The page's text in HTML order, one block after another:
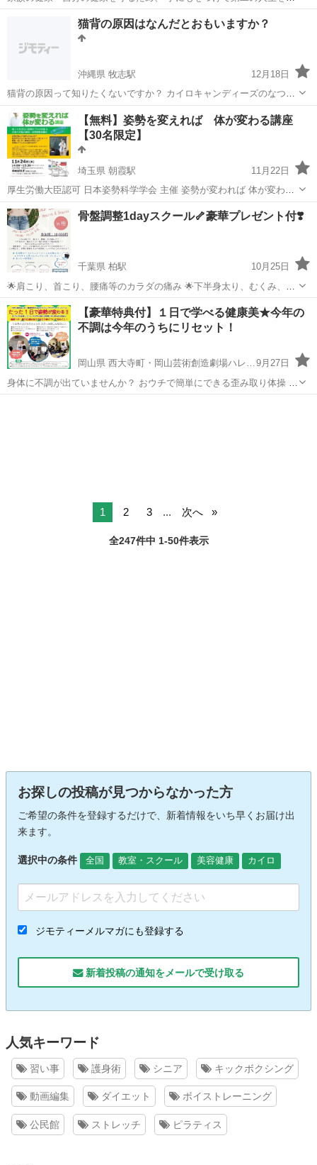
むため、 カイロプラクティックを学ぶ方が増えてます! 知識は一生の
財産です! カイロプラクティックライセンス取得も応援中！ 自分の体
を整えられる運動用具お一つ...
土岐市 土岐市駅 カイロ カイロプラクティック
猫背の原因はなんだとおもいますか？
沖縄県 牧志駅
12月18日
猫背の原因って知りたくないですか？ カイロキャンディーズのなつき
です〜😊 那覇市でカイロプラクティック体験を開催します! 肩こり、
首コリ、腰痛、産後の骨盤の開きが気になる方、寝付きがわるい、寝
不足、足のむくみ、...
沖縄 那覇市 牧志駅 カイロ
【無料】姿勢を変えれば 体が変わる講座
【30名限定】
埼玉県 朝霞駅
11月22日
厚生労働大臣認可 日本姿勢科学学会 主催 姿勢が変われば 体が変わる
講座 in埼玉県朝霞市 (初開催！！) 講座を受講後、 神の手「健康科学博
士 井元雄一」の 施術が無料で受けられます！ \\こんな方におすすめ//
...
埼玉 朝霞市 朝霞駅
骨盤調整1dayスクール🦴豪華プレゼント付❣️
千葉県 柏駅
10月25日
🌟肩こり、首こり、腰痛等のカラダの痛み 🌟下半身太り、むくみ、冷
え、しびれ、眠りが浅い等のカラダの不調 →なぜ起こるの？原因を考
えたことがありますか？？ 🌟産後の骨盤ケア →やった方がいいと聞く
けど、実際どうしたらいいの？...
千葉 柏市 柏駅 カイロ 骨盤
【豪華特典付】１日で学べる健康美★今年の
不調は今年のうちにリセット！
岡山県 西大寺町・岡山芸術創造劇場ハレノワ前駅9月27日
身体に不調が出ていませんか？ おウチで簡単にできる歪み取り体操 ＆
家族にできる体を整える技術を学べます！ 骨格から本当の美しさを身
1 2 3 ... 次へ
全247件中 1-50件表示
お探しの投稿が見つからなかった方
ご希望の条件を登録するだけで、新着情報をいち早くお届け出
来ます。
選択中の条件 全国 教室・スクール 美容健康 カイロ
ジモティーメルマガにも登録する
新着投稿の通知をメールで受け取る
人気キーワード
習い事 護身術 シニア キックボクシング
動画編集 ダイエット ボイストレーニング
公民館 ストレッチ ピラティス